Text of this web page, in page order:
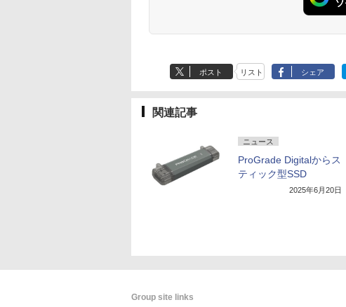
ポスト リスト シェア
関連記事
ニュース
ProGrade Digitalからス
ティック型SSD
2025年6月20日
Group site links